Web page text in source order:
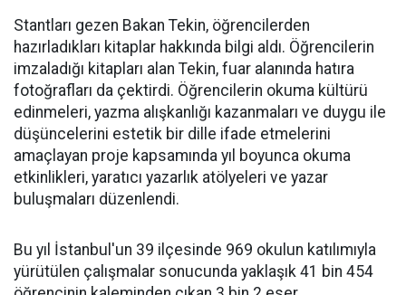
Stantları gezen Bakan Tekin, öğrencilerden
hazırladıkları kitaplar hakkında bilgi aldı. Öğrencilerin
imzaladığı kitapları alan Tekin, fuar alanında hatıra
fotoğrafları da çektirdi. Öğrencilerin okuma kültürü
edinmeleri, yazma alışkanlığı kazanmaları ve duygu ile
düşüncelerini estetik bir dille ifade etmelerini
amaçlayan proje kapsamında yıl boyunca okuma
etkinlikleri, yaratıcı yazarlık atölyeleri ve yazar
buluşmaları düzenlendi.
Bu yıl İstanbul'un 39 ilçesinde 969 okulun katılımıyla
yürütülen çalışmalar sonucunda yaklaşık 41 bin 454